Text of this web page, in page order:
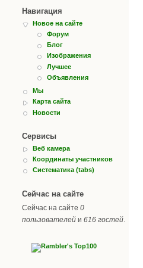
Навигация
Новое на сайте
Форум
Блог
Изображения
Лучшее
Объявления
Мы
Карта сайта
Новости
Сервисы
Веб камера
Координаты участников
Систематика (tabs)
Сейчас на сайте
Сейчас на сайте 0
пользователей и 616 гостей